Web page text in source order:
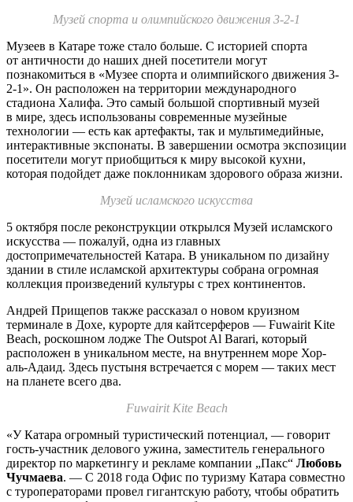
Музей спорта и олимпийского движения 3-2-1
Музеев в Катаре тоже стало больше. С историей спорта
от античности до наших дней посетители могут
познакомиться в «Музее спорта и олимпийского движения 3-
2-1». Он расположен на территории международного
стадиона Халифа. Это самый большой спортивный музей
в мире, здесь использованы современные музейные
технологии — есть как артефакты, так и мультимедийные,
интерактивные экспонаты. В завершении осмотра экспозиции
посетители могут приобщиться к миру высокой кухни,
которая подойдет даже поклонникам здорового образа жизни.
Музей исламского искусства
5 октября после реконструкции открылся Музей исламского
искусства — пожалуй, одна из главных
достопримечательностей Катара. В уникальном по дизайну
здании в стиле исламской архитектуры собрана огромная
коллекция произведений культуры с трех континентов.
Андрей Прищепов также рассказал о новом круизном
терминале в Дохе, курорте для кайтсерферов — Fuwairit Kite
Beach, роскошном лодже The Outspot Al Barari, который
расположен в уникальном месте, на внутреннем море Хор-
аль-Адаид. Здесь пустыня встречается с морем — таких мест
на планете всего два.
Fuwairit Kite Beach
«У Катара огромный туристический потенциал, — говорит
гость-участник делового ужина, заместитель генерального
директор по маркетингу и рекламе компании „Пакс“ Любовь
Чучмаева. — С 2018 года Офис по туризму Катара совместно
с туроператорами провел гигантскую работу, чтобы обратить